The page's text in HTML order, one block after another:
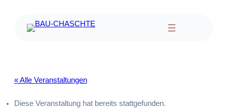
« Alle Veranstaltungen
Diese Veranstaltung hat bereits stattgefunden.